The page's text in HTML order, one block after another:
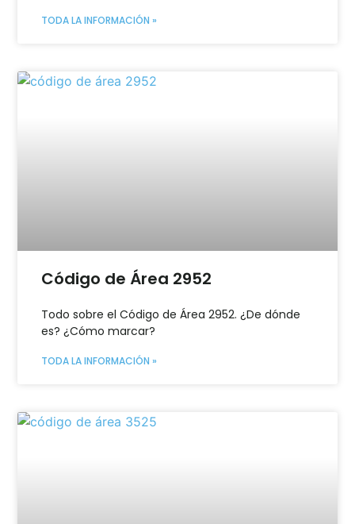
TODA LA INFORMACIÓN »
Código de Área 2952
Todo sobre el Código de Área 2952. ¿De dónde
es? ¿Cómo marcar?
TODA LA INFORMACIÓN »